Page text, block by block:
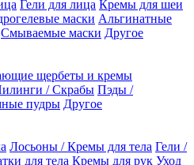
Гели для лица Кремы для шеи
маски Альгинатные
Смываемые маски Другое
щербеты и кремы
/ Скрабы Пэды /
пудры Другое
Лосьоны / Кремы для тела Гели /
для тела Кремы для рук Уход